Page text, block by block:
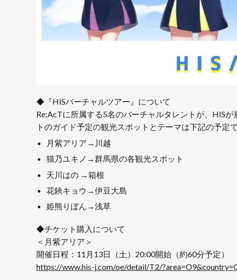
◆『HISバーチャルツアー』について
Re:AcTに所属する5名のバーチャルタレントが、HIS
トのガイド予定の観光スポットとテーマは下記の予定で
月紫アリア→川越
猫乃ユキノ→群馬県の各観光スポット
天川はの →箱根
花鋏キョウ→伊豆大島
姫熊りぼん→浅草
◆チケット購入について
＜月紫アリア＞
開催日程：11月13日（土）20:00開始（約60分予定）
https://www.his-j.com/oe/detail/T2/